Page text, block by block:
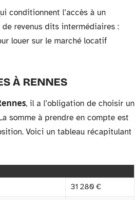
conditionnent l’accès à un
revenus dits intermédiaires :
louer sur le marché locatif
À RENNES
, il a l’obligation de choisir un
somme à prendre en compte est
Voici un tableau récapitulant
31 280 €